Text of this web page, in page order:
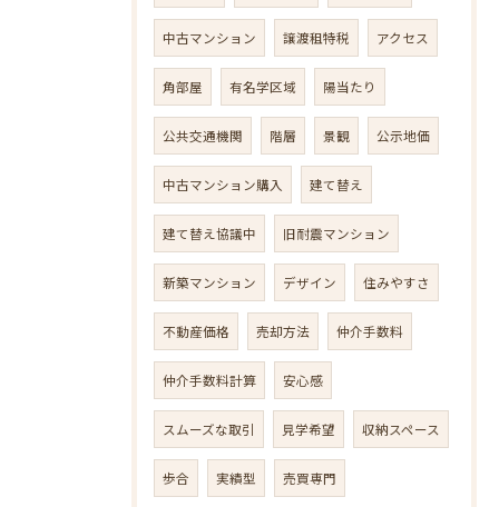
中古マンション 譲渡租特税 アクセス
角部屋 有名学区域 陽当たり
公共交通機関 階層 景観 公示地価
中古マンション購入 建て替え
建て替え協議中 旧耐震マンション
新築マンション デザイン 住みやすさ
不動産価格 売却方法 仲介手数料
仲介手数料計算 安心感
スムーズな取引 見学希望 収納スペース
歩合 実績型 売買専門